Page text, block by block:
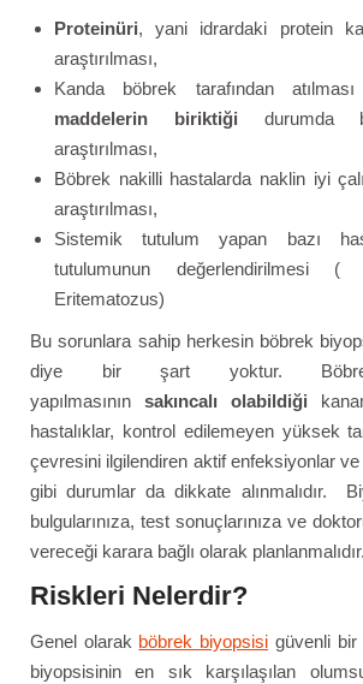
Proteinüri, yani idrardaki protein
araştırılması,
Kanda böbrek tarafından
maddelerin biriktiği durumda
araştırılması,
Böbrek nakilli hastalarda naklin iyi
araştırılması,
Sistemik tutulum yapan bazı
tutulumunun değerlendirilmesi (
Eritematozus)
Bu sorunlara sahip herkesin böbrek
diye bir şart yoktur.
yapılmasının sakıncalı olabildiği
hastalıklar, kontrol edilemeyen yüksek
çevresini ilgilendiren aktif enfeksiyonlar
gibi durumlar da dikkate alınmalıdır.
bulgularınıza, test sonuçlarınıza ve
vereceği karara bağlı olarak planlanmalıdır.
Riskleri Nelerdir?
Genel olarak böbrek biyopsisi güvenli bir
biyopsisinin en sık karşılaşılan